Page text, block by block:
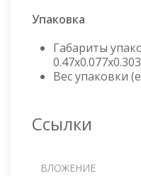
Упаковка
Габариты
Вес упаковки
Ссылки
ВЛОЖЕНИЕ